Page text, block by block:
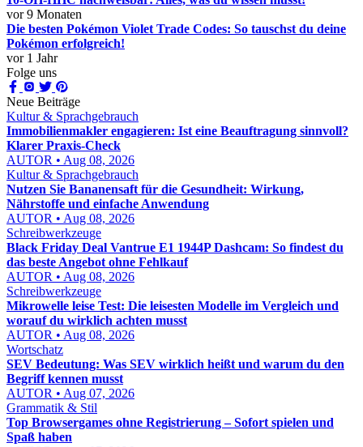
vor 9 Monaten
Die besten Pokémon Violet Trade Codes: So tauschst du deine
Pokémon erfolgreich!
vor 1 Jahr
Folge uns
Neue Beiträge
Kultur & Sprachgebrauch
Immobilienmakler engagieren: Ist eine Beauftragung sinnvoll?
Klarer Praxis-Check
AUTOR • Aug 08, 2026
Kultur & Sprachgebrauch
Nutzen Sie Bananensaft für die Gesundheit: Wirkung,
Nährstoffe und einfache Anwendung
AUTOR • Aug 08, 2026
Schreibwerkzeuge
Black Friday Deal Vantrue E1 1944P Dashcam: So findest du
das beste Angebot ohne Fehlkauf
AUTOR • Aug 08, 2026
Schreibwerkzeuge
Mikrowelle leise Test: Die leisesten Modelle im Vergleich und
worauf du wirklich achten musst
AUTOR • Aug 08, 2026
Wortschatz
SEV Bedeutung: Was SEV wirklich heißt und warum du den
Begriff kennen musst
AUTOR • Aug 07, 2026
Grammatik & Stil
Top Browsergames ohne Registrierung – Sofort spielen und
Spaß haben